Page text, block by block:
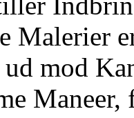
Malerier
ud mod